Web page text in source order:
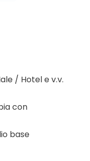
/ Hotel e v.v.
con
base